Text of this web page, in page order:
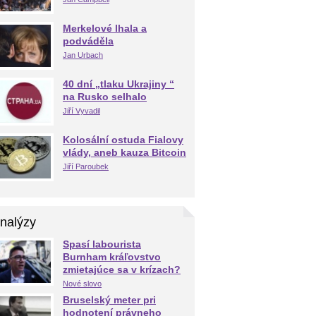
Merkelové lhala a
podváděla
Jan Urbach
40 dní „tlaku Ukrajiny “
na Rusko selhalo
Jiří Vyvadil
Kolosální ostuda Fialovy
vlády, aneb kauza Bitcoin
Jiří Paroubek
Spasí labourista
Burnham kráľovstvo
zmietajúce sa v krízach?
Nové slovo
Bruselský meter pri
hodnotení právneho